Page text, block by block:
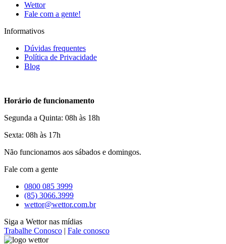
Wettor
Fale com a gente!
Informativos
Dúvidas frequentes
Política de Privacidade
Blog
Horário de funcionamento
Segunda a Quinta: 08h às 18h
Sexta: 08h às 17h
Não funcionamos aos sábados e domingos.
Fale com a gente
0800 085 3999
(85) 3066.3999
wettor@wettor.com.br
Siga a Wettor nas mídias
Trabalhe Conosco | Fale conosco